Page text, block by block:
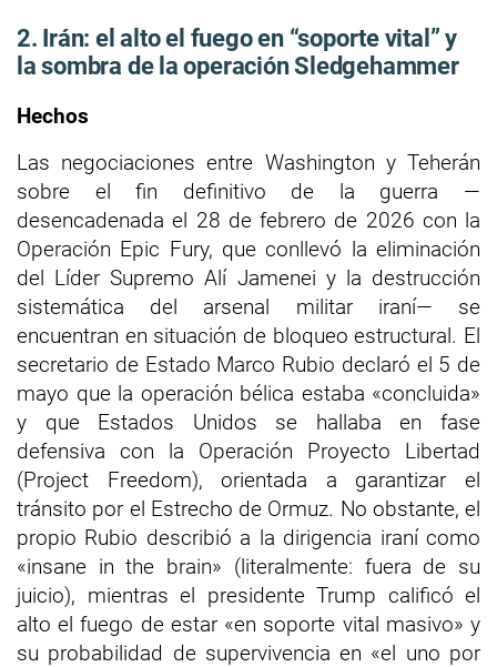
2. Irán: el alto el fuego en “soporte vital” y
la sombra de la operación Sledgehammer
Hechos
Las negociaciones entre Washington y Teherán
sobre el fin definitivo de la guerra —
desencadenada el 28 de febrero de 2026 con la
Operación Epic Fury, que conllevó la eliminación
del Líder Supremo Alí Jamenei y la destrucción
sistemática del arsenal militar iraní— se
encuentran en situación de bloqueo estructural. El
secretario de Estado Marco Rubio declaró el 5 de
mayo que la operación bélica estaba «concluida»
y que Estados Unidos se hallaba en fase
defensiva con la Operación Proyecto Libertad
(Project Freedom), orientada a garantizar el
tránsito por el Estrecho de Ormuz. No obstante, el
propio Rubio describió a la dirigencia iraní como
«insane in the brain» (literalmente: fuera de su
juicio), mientras el presidente Trump calificó el
alto el fuego de estar «en soporte vital masivo» y
su probabilidad de supervivencia en «el uno por